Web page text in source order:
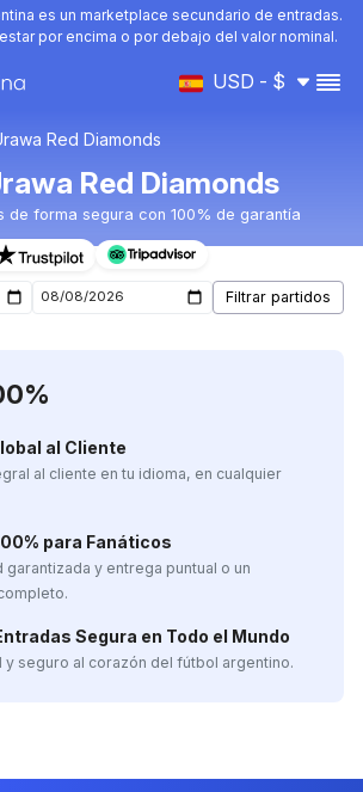
es un marketplace secundario de entradas.
por encima o por debajo del valor nominal.
USD - $
Red Diamonds
Red Diamonds
de forma segura con 100% de garantía
próximo partido de Urawa Red
al Cliente
al cliente en tu idioma, en cualquier
para Fanáticos
garantizada y entrega puntual o un
Segura en Todo el Mundo
y seguro al corazón del fútbol argentino.